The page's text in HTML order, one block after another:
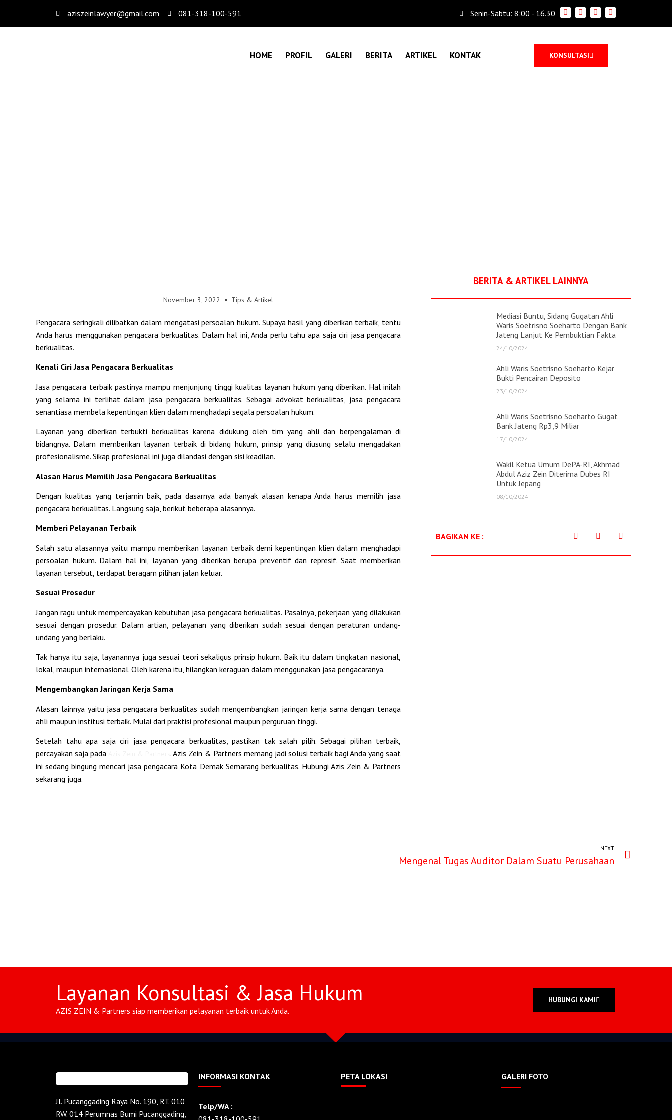
aziszeinlawyer@gmail.com 081-318-100-591 Senin-Sabtu: 8:00 - 16.30
HOME PROFIL GALERI BERITA ARTIKEL KONTAK KONSULTASI
November 3, 2022 Tips & Artikel
Pengacara seringkali dilibatkan dalam mengatasi persoalan hukum. Supaya hasil yang diberikan terbaik, tentu
Anda harus menggunakan pengacara berkualitas. Dalam hal ini, Anda perlu tahu apa saja ciri jasa pengacara
berkualitas.
Kenali Ciri Jasa Pengacara Berkualitas
Jasa pengacara terbaik pastinya mampu menjunjung tinggi kualitas layanan hukum yang diberikan. Hal inilah
yang selama ini terlihat dalam jasa pengacara berkualitas. Sebagai advokat berkualitas, jasa pengacara
senantiasa membela kepentingan klien dalam menghadapi segala persoalan hukum.
Layanan yang diberikan terbukti berkualitas karena didukung oleh tim yang ahli dan berpengalaman di
bidangnya. Dalam memberikan layanan terbaik di bidang hukum, prinsip yang diusung selalu mengadakan
profesionalisme. Sikap profesional ini juga dilandasi dengan sisi keadilan.
Alasan Harus Memilih Jasa Pengacara Berkualitas
Dengan kualitas yang terjamin baik, pada dasarnya ada banyak alasan kenapa Anda harus memilih jasa
pengacara berkualitas. Langsung saja, berikut beberapa alasannya.
Memberi Pelayanan Terbaik
Salah satu alasannya yaitu mampu memberikan layanan terbaik demi kepentingan klien dalam menghadapi
persoalan hukum. Dalam hal ini, layanan yang diberikan berupa preventif dan represif. Saat memberikan
layanan tersebut, terdapat beragam pilihan jalan keluar.
Sesuai Prosedur
Jangan ragu untuk mempercayakan kebutuhan jasa pengacara berkualitas. Pasalnya, pekerjaan yang dilakukan
sesuai dengan prosedur. Dalam artian, pelayanan yang diberikan sudah sesuai dengan peraturan undang-
undang yang berlaku.
Tak hanya itu saja, layanannya juga sesuai teori sekaligus prinsip hukum. Baik itu dalam tingkatan nasional,
lokal, maupun internasional. Oleh karena itu, hilangkan keraguan dalam menggunakan jasa pengacaranya.
Mengembangkan Jaringan Kerja Sama
Alasan lainnya yaitu jasa pengacara berkualitas sudah mengembangkan jaringan kerja sama dengan tenaga
ahli maupun institusi terbaik. Mulai dari praktisi profesional maupun perguruan tinggi.
Setelah tahu apa saja ciri jasa pengacara berkualitas, pastikan tak salah pilih. Sebagai pilihan terbaik,
percayakan saja pada
Azis Zein & Partners. Azis Zein & Partners memang jadi solusi terbaik bagi Anda yang saat
ini sedang bingung mencari jasa pengacara Kota Demak Semarang berkualitas. Hubungi Azis Zein & Partners
sekarang juga.
BERITA & ARTIKEL LAINNYA
Mediasi Buntu, Sidang Gugatan Ahli
Waris Soetrisno Soeharto Dengan Bank
Jateng Lanjut Ke Pembuktian Fakta
24/10/2024
Ahli Waris Soetrisno Soeharto Kejar
Bukti Pencairan Deposito
23/10/2024
Ahli Waris Soetrisno Soeharto Gugat
Bank Jateng Rp3,9 Miliar
17/10/2024
Wakil Ketua Umum DePA-RI, Akhmad
Abdul Aziz Zein Diterima Dubes RI
Untuk Jepang
08/10/2024
BAGIKAN KE :
NEXT
Mengenal Tugas Auditor Dalam Suatu Perusahaan
Layanan Konsultasi & Jasa Hukum
AZIS ZEIN & Partners siap memberikan pelayanan terbaik untuk Anda.
HUBUNGI KAMI
Jl. Pucanggading Raya No. 190, RT. 010
RW. 014 Perumnas Bumi Pucanggading,
INFORMASI KONTAK
Telp/WA :
PETA LOKASI GALERI FOTO